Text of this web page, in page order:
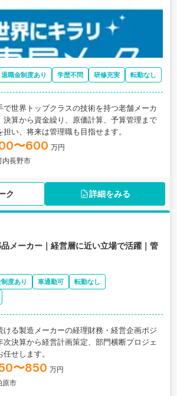
退職金制度あり 学歴不問 研修充実 転勤なし
で世界トップクラスの技術を持つ老舗メーカ
決算から資金繰り、原価計算、予算管理まで
い、将来は管理職も目指せます。
〜600 万円
内長野市
ク 詳細をみる
メーカー｜経営層に近い立場で活躍｜管
度あり 車通勤可
転勤なし
ける製造メーカーの経理財務・経営企画ポジ
次決算から経営計画策定、部門横断プロジェ
せします。
〜850 万円
原市